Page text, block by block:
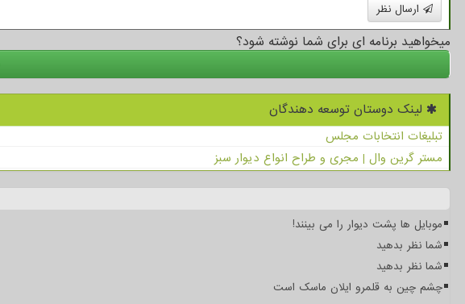
ارسال نظر
میخواهید برنامه ای برای شما نوشته شود؟
لینک دوستان توسعه دهندگان
تبلیغات انتخابات مجلس
مستر گرین وال | مجری و طراح انواع دیوار سبز
موبایل ها پشت دیوار را می بینند!
شما نظر بدهید
شما نظر بدهید
چشم چین به قلمرو ایلان ماسک است